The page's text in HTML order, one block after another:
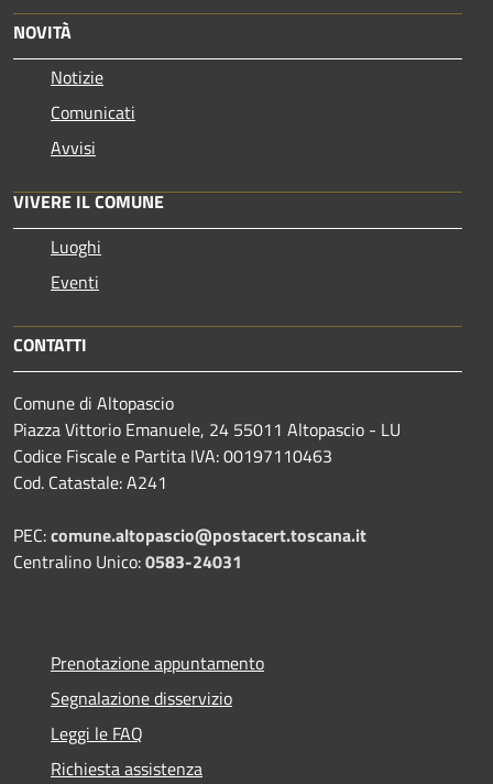
NOVITÀ
Notizie
Comunicati
Avvisi
VIVERE IL COMUNE
Luoghi
Eventi
CONTATTI
Comune di Altopascio
Piazza Vittorio Emanuele, 24 55011 Altopascio - LU
Codice Fiscale e Partita IVA: 00197110463
Cod. Catastale: A241
PEC:comune.altopascio@postacert.toscana.it
Centralino Unico:0583-24031
Prenotazione appuntamento
Segnalazione disservizio
Leggi le FAQ
Richiesta assistenza